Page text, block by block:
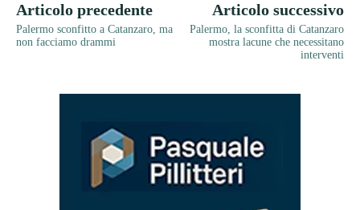
Articolo precedente
Palermo sconfitto a Catanzaro, ma
non facciamo drammi
Articolo successivo
Palermo, la sconfitta di Catanzaro
mostra lacune che necessitano
interventi